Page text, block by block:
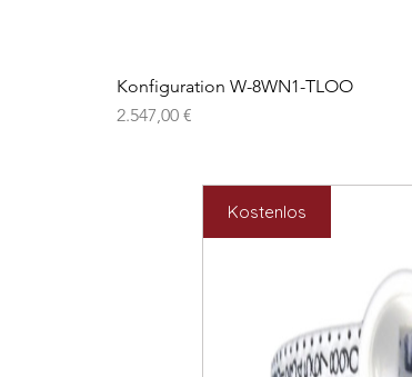
Konfiguration W-8WN1-TLOO
Preis
2.547,00 €
Kostenlos